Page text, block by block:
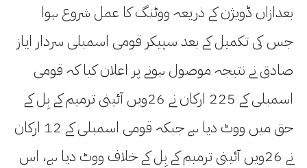
بعدازاں ڈویژن کے ذریعہ ووٹنگ کا عمل شروع ہوا
جس کی تکمیل کے بعد سپیکر قومی اسمبلی سردار ایاز
صادق نے نتیجہ موصول ہونے پر اعلان کیا کہ قومی
اسمبلی کے 225 ارکان نے 26ویں آئینی ترمیم کے بِل کے
حق میں ووٹ دیا ہے جبکہ قومی اسمبلی کے 12 ارکان
نے 26ویں آئینی ترمیم کے بِل کے خلاف ووٹ دیا ہے، اس